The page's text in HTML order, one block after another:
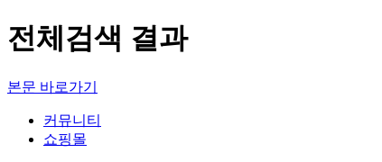
전체검색 결과
본문 바로가기
커뮤니티
쇼핑몰